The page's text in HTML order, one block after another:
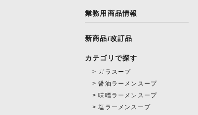
業務用商品情報
新商品/改訂品
カテゴリで探す
ガラスープ
醤油ラーメンスープ
味噌ラーメンスープ
塩ラーメンスープ